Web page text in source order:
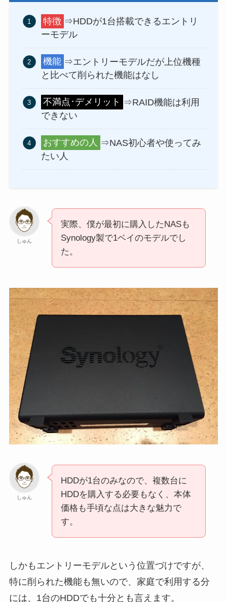
特徴 ⇒HDDが1台搭載できるエントリ
ーモデル
機能 ⇒エントリーモデルだが上位機種
と比べて削られた機能はなし
不満点･デメリット ⇒RAID機能は利用
できない
おすすめの人 ⇒NAS初心者や使ってみ
たい人
しゅん
実際、僕が最初に購入したNASも
Synology製で1ベイのモデルでし
た。
しゅん
HDDが1台のみなので、複数台に
HDDを購入する必要もなく、本体
価格も手頃な点は大きな魅力で
す。
しかもエントリーモデルという位置づけですが、
特に削られた機能も無いので、家庭で利用する分
には、1台のHDDでも十分とも言えます。